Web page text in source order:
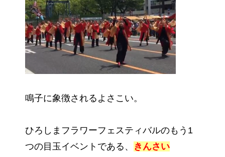
鳴子に象徴されるよさこい。
ひろしまフラワーフェスティバルのもう1
つの目玉イベントである、 きんさい